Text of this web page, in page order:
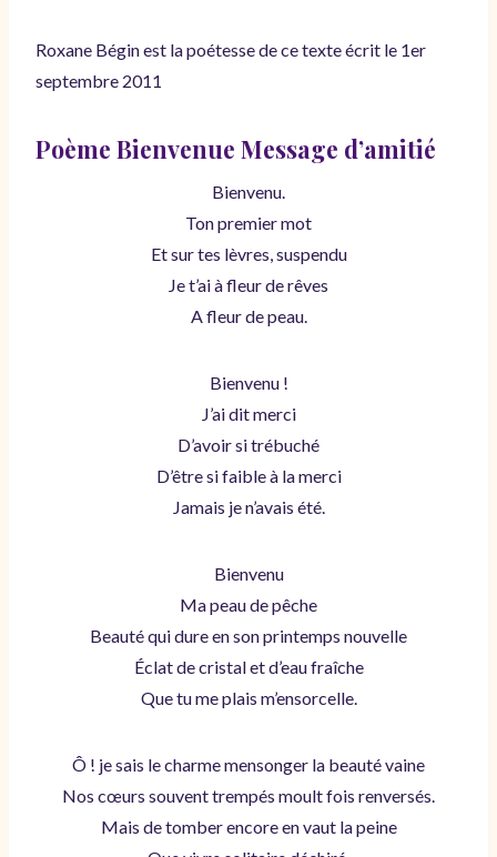
Roxane Bégin est la poétesse de ce texte écrit le 1er
septembre 2011
Poème Bienvenue Message d’amitié
Bienvenu.
Ton premier mot
Et sur tes lèvres, suspendu
Je t’ai à fleur de rêves
A fleur de peau.
Bienvenu !
J’ai dit merci
D’avoir si trébuché
D’être si faible à la merci
Jamais je n’avais été.
Bienvenu
Ma peau de pêche
Beauté qui dure en son printemps nouvelle
Éclat de cristal et d’eau fraîche
Que tu me plais m’ensorcelle.
Ô ! je sais le charme mensonger la beauté vaine
Nos cœurs souvent trempés moult fois renversés.
Mais de tomber encore en vaut la peine